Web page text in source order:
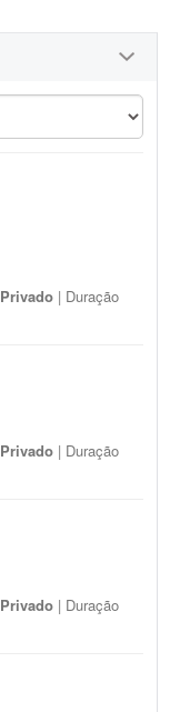
Privado | Duração
Privado | Duração
Privado | Duração